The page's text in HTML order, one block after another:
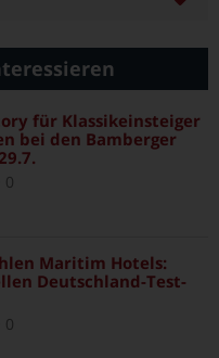
für Klassikeinsteiger
bei den Bamberger
0
Maritim Hotels:
Deutschland-Test-
0